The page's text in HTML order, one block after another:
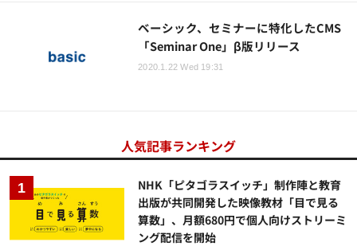
ベーシック、セミナーに特化したCMS
「Seminar One」β版リリース
2020.1.22 Wed 19:31
人気記事ランキング
NHK「ピタゴラスイッチ」制作陣と教育
出版が共同開発した映像教材「目で見る
算数」、月額680円で個人向けストリーミ
ング配信を開始